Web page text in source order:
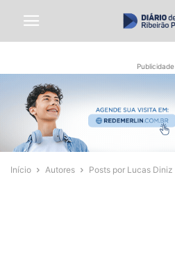
Publicidade
Início Autores Posts por Lucas Diniz